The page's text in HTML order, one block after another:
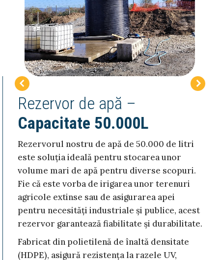
Rezervor de apă –
Capacitate 50.000L
Rezervorul nostru de apă de 50.000 de litri
este soluția ideală pentru stocarea unor
volume mari de apă pentru diverse scopuri.
Fie că este vorba de irigarea unor terenuri
agricole extinse sau de asigurarea apei
pentru necesități industriale și publice, acest
rezervor garantează fiabilitate și durabilitate.
Fabricat din polietilenă de înaltă densitate
(HDPE), asigură rezistența la razele UV,